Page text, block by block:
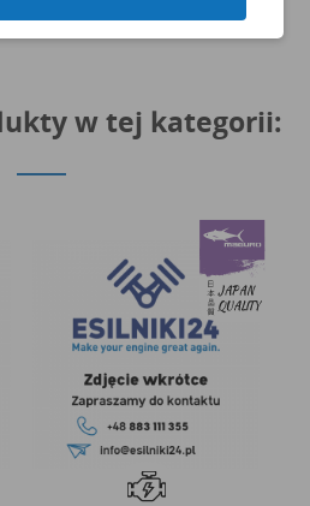
w tej kategorii: